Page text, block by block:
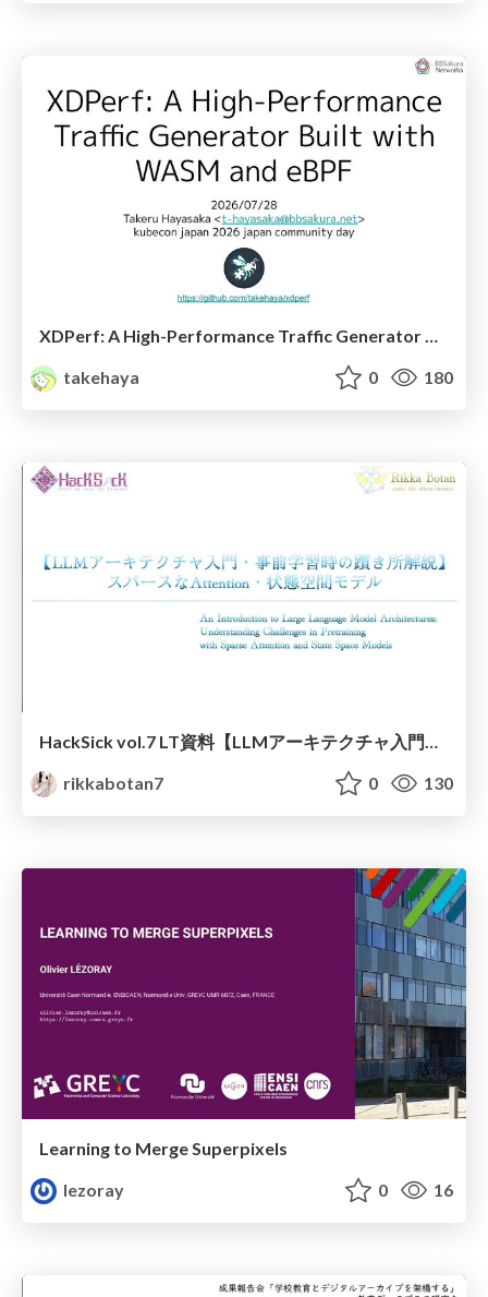
XDPerf: A High-Performance Traffic Generator Built with WASM and eBPF
takehaya
0 180
HackSick vol.7 LT資料【LLMアーキテクチャ入門・事前学習時の躓き所解説】 スパースなAttention・状態空間モデル
rikkabotan7
0 130
Learning to Merge Superpixels
lezoray
0 16